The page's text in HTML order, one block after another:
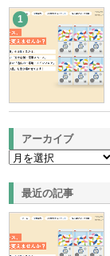
1
アーカイブ
最近の記事